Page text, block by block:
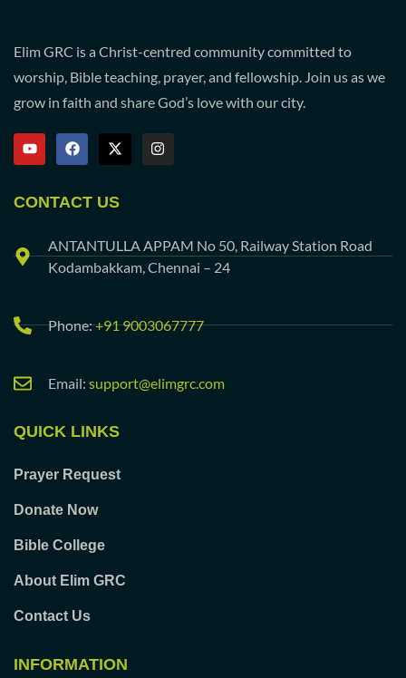
Elim GRC is a Christ-centred community committed to
worship, Bible teaching, prayer, and fellowship. Join us as we
grow in faith and share God’s love with our city.
CONTACT US
ANTANTULLA APPAM No 50, Railway Station Road
Kodambakkam, Chennai – 24
Phone:+91 9003067777
Email: support@elimgrc.com
QUICK LINKS
Prayer Request
Donate Now
Bible College
About Elim GRC
Contact Us
INFORMATION